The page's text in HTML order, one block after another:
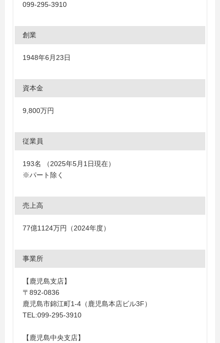
099-295-3910
創業
1948年6月23日
資本金
9,800万円
従業員
193名 （2025年5月1日現在）
※パート除く
売上高
77億1124万円（2024年度）
事業所
【鹿児島支店】
〒892-0836
鹿児島市錦江町1-4（鹿児島本店ビル3F）
TEL:099-295-3910
【鹿児島中央支店】